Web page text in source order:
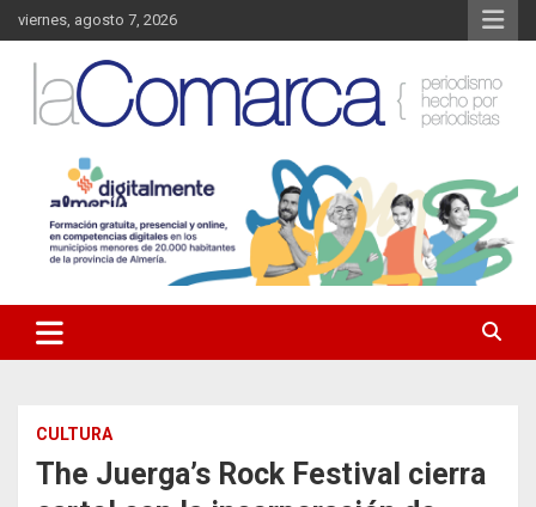
Saltar
al
contenido
viernes, agosto 7, 2026
La Comarca – Noticias del
Almanzora
Almanzora y sus localidades.
CULTURA
The Juerga’s Rock Festival cierra